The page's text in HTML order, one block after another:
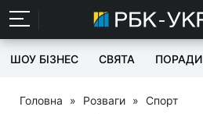
ШОУ БІЗНЕС СВЯТА ПОРАДИ
Головна » Розваги » Спорт